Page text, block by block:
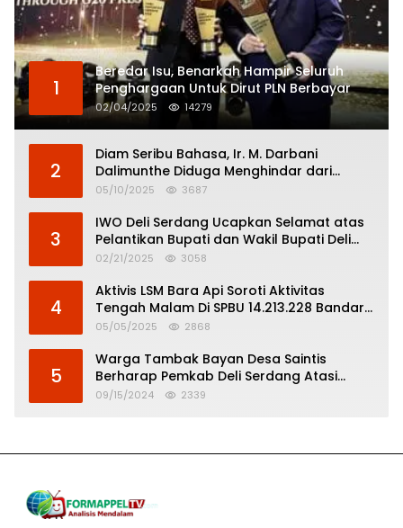
1
Beredar Isu, Benarkah Hampir Seluruh
Penghargaan Untuk Dirut PLN Berbayar
02/04/2025 14279
2
Diam Seribu Bahasa, Ir. M. Darbani
Dalimunthe Diduga Menghindar dari
Pertanggungjawaban Politik
05/10/2025 3687
3
IWO Deli Serdang Ucapkan Selamat atas
Pelantikan Bupati dan Wakil Bupati Deli
Serdang
02/21/2025 3058
4
Aktivis LSM Bara Api Soroti Aktivitas
Tengah Malam Di SPBU 14.213.228 Bandar
Tinggi
05/05/2025 2868
5
Warga Tambak Bayan Desa Saintis
Berharap Pemkab Deli Serdang Atasi
Banjir
09/15/2024 2339